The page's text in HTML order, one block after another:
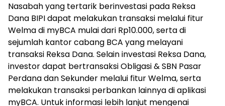
Nasabah yang tertarik berinvestasi pada Reksa
Dana BIPI dapat melakukan transaksi melalui fitur
Welma di myBCA mulai dari Rp10.000, serta di
sejumlah kantor cabang BCA yang melayani
transaksi Reksa Dana. Selain investasi Reksa Dana,
investor dapat bertransaksi Obligasi & SBN Pasar
Perdana dan Sekunder melalui fitur Welma, serta
melakukan transaksi perbankan lainnya di aplikasi
myBCA. Untuk informasi lebih lanjut mengenai